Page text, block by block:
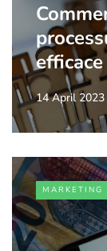
efficace
14 April 2023
MARKETING